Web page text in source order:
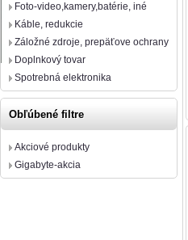
Foto-video,kamery,batérie, iné
Káble, redukcie
Záložné zdroje, prepäťove ochrany
Doplnkový tovar
Spotrebná elektronika
Obľúbené filtre
Akciové produkty
Gigabyte-akcia